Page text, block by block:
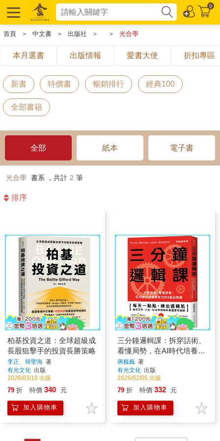
0
首頁 ＞ 中文書 ＞ 出版社 ＞ ＞ 光合學
本月選書 出版情報 愛書大使 折扣專區
新書 特價書 暢銷排行 經典100
全部書籍
全部 紙本 電子書
光合學 書系 ，共計 2 筆
排序
柏基投資之道：全球超級成
長股狙擊手的投資長勝策略
李正、韓聖海 著
有光文化 出版
2026/03/19 出版
79 折 特價 340 元
加入購物車
三分鐘邏輯課：拆穿話術、
看懂局勢，在AI時代培養思
考力的8堂必修課
蔣巍巍 著
有光文化 出版
2026/02/05 出版
79 折 特價 332 元
加入購物車